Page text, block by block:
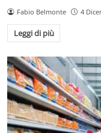
Fabio Belmonte 4
Leggi di più